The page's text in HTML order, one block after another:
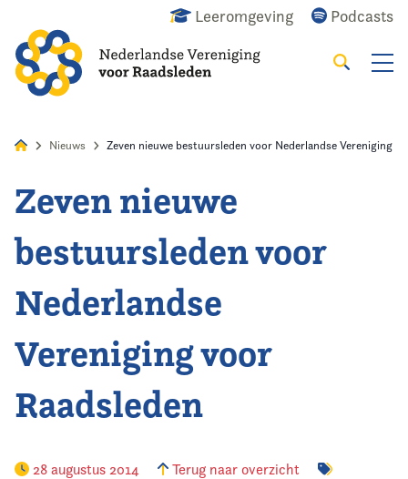
Leeromgeving Podcasts
Zoeken
Home
Agenda
Nieuws
Opleiding
Kennis & Informatie
Nieuws Zeven nieuwe bestuursleden voor Nederlandse Vereniging
Zeven nieuwe
bestuursleden voor
Nederlandse
Vereniging voor
Raadsleden
28 augustus 2014
Terug naar overzicht